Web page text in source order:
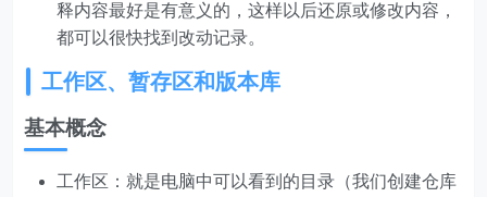
释内容最好是有意义的，这样以后还原或修改内容，
都可以很快找到改动记录。
工作区、暂存区和版本库
基本概念
工作区：就是电脑中可以看到的目录（我们创建仓库